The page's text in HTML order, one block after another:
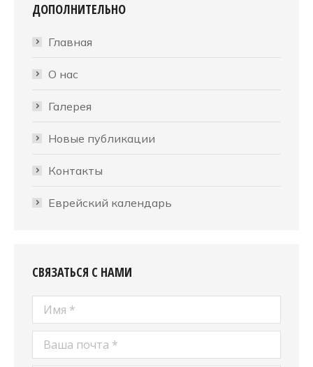
ДОПОЛНИТЕЛЬНО
Главная
О нас
Галерея
Новые публикации
Контакты
Еврейский календарь
СВЯЗАТЬСЯ С НАМИ
Имя *
Ваша почта *